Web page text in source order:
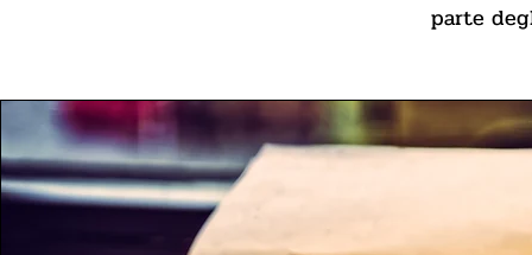
parte